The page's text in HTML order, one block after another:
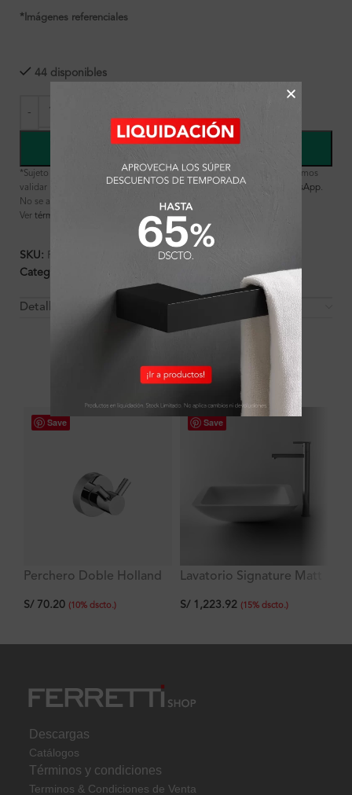
*Imágenes referenciales
44 disponibles
COMPRAR
*Sujeto a disponibilidad de stock y verificación interna. Te recomendamos
validar la disponibilidad del producto con nuestras asesoras vía
WhatsApp.
No se aceptan cambios ni devoluciones (salvo por fallas de fábrica).
Ver términos y condiciones de productos en liquidación.
SKU: FA1695
Categorías:
Toallero
Detalles y Material
OTROS PRODUCTOS QUE PUEDEN
Save
Perchero Doble Holland
S/70.20 (10% dscto.)
Save
Lavatorio Signature Matt
43x43x10.5 cm
S/1,223.92 (15% dscto.)
Descargas
Catálogos
Términos y condiciones
Terminos & Condiciones de Venta